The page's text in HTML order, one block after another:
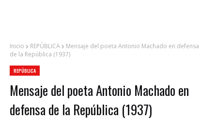
Inicio REPÚBLICA
Mensaje del poeta Antonio Machado en defensa
de la República (1937)
REPÚBLICA
Mensaje del poeta Antonio Machado en
defensa de la República (1937)